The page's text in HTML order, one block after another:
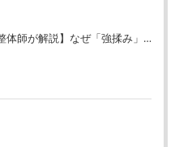
【大手出身の整体師が解説】なぜ「強揉み」は体に良くないのか？